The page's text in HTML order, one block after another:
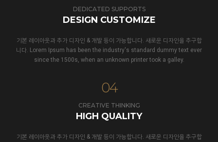
DEDICATED SUPPORTS
DESIGN CUSTOMIZE
기본 레이아웃과 추가 디자인 & 개발 등이 가능합니다. 새로운 디자인을 추구합
니다. Lorem Ipsum has been the industry's standard dummy text ever
since the 1500s, when an unknown printer took a galley.
04
CREATIVE THINKING
HIGH QUALITY
기본 레이아웃과 추가 디자인 & 개발 등이 가능합니다. 새로운 디자인을 추구합